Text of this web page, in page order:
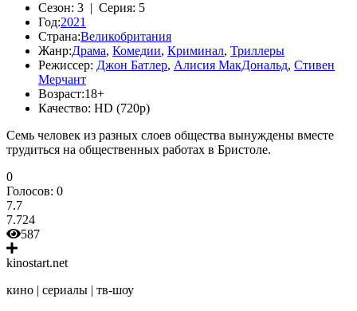
Сезон: 3 | Серия: 5
Год:2021
Страна:Великобритания
Жанр:Драма, Комедии, Криминал, Триллеры
Режиссер: Джон Батлер, Алисия МакДональд, Стивен
Мерчант
Возраст:18+
Качество: HD (720p)
Семь человек из разных слоев общества вынуждены вместе
трудиться на общественных работах в Бристоле.
0
Голосов: 0
7.7
7.724
587
kinostart.net
кино | сериалы | тв-шоу